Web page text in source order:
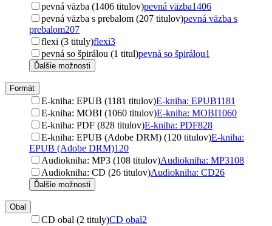
pevná väzba (1406 titulov)pevná väzba1406
pevná väzba s prebalom (207 titulov)pevná väzba s
prebalom207
flexi (3 tituly)flexi3
pevná so špirálou (1 titul)pevná so špirálou1
Ďalšie možnosti
Formát
E-kniha: EPUB (1181 titulov)E-kniha: EPUB1181
E-kniha: MOBI (1060 titulov)E-kniha: MOBI1060
E-kniha: PDF (828 titulov)E-kniha: PDF828
E-kniha: EPUB (Adobe DRM) (120 titulov)E-kniha:
EPUB (Adobe DRM)120
Audiokniha: MP3 (108 titulov)Audiokniha: MP3108
Audiokniha: CD (26 titulov)Audiokniha: CD26
Ďalšie možnosti
Obal
CD obal (2 tituly)CD obal2